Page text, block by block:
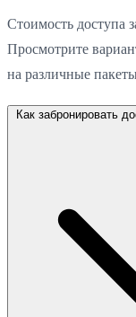
Стоимость доступа
Просмотрите
на различные
Как забронировать